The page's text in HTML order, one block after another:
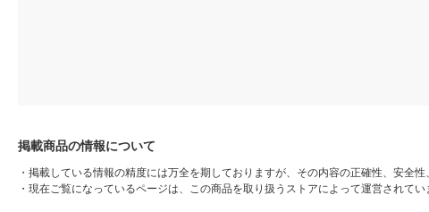
掲載商品の情報について
・ 掲載している情報の精度には万全を期しておりますが、その内容の正確性、安全性
・ 現在ご覧になっているページは、この商品を取り扱うストアによって運営されて